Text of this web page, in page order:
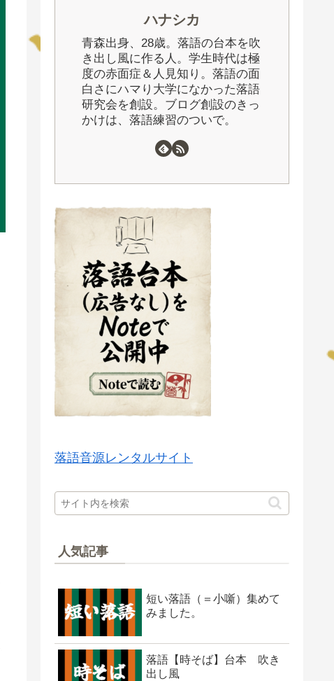
ハナシカ
青森出身、28歳。落語の台本を吹
き出し風に作る人。学生時代は極
度の赤面症＆人見知り。落語の面
白さにハマり大学になかった落語
研究会を創設。ブログ創設のきっ
かけは、落語練習のついで。
落語音源レンタルサイト
人気記事
短い落語（＝小噺）集めて
みました。
落語【時そば】台本 吹き
出し風